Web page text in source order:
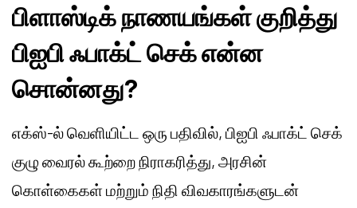
பிளாஸ்டிக் நாணயங்கள் குறித்து
பிஐபி ஃபாக்ட் செக் என்ன
சொன்னது?
எக்ஸ்-ல் வெளியிட்ட ஒரு பதிவில், பிஐபி ஃபாக்ட் செக்
குழு வைரல் கூற்றை நிராகரித்து, அரசின்
கொள்கைகள் மற்றும் நிதி விவகாரங்களுடன்